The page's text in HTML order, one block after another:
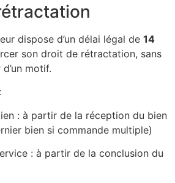
dispose d’un délai légal de 14
son droit de rétractation, sans
motif.
: à partir de la réception du bien
bien si commande multiple)
: à partir de la conclusion du